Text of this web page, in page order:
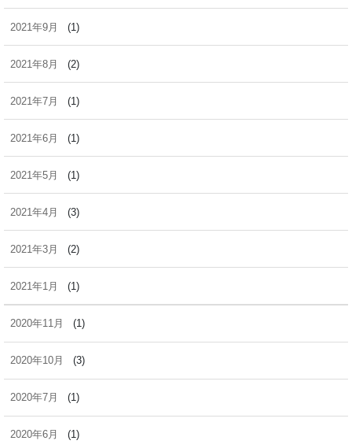
2021年9月 (1)
2021年8月 (2)
2021年7月 (1)
2021年6月 (1)
2021年5月 (1)
2021年4月 (3)
2021年3月 (2)
2021年1月 (1)
2020年11月 (1)
2020年10月 (3)
2020年7月 (1)
2020年6月 (1)